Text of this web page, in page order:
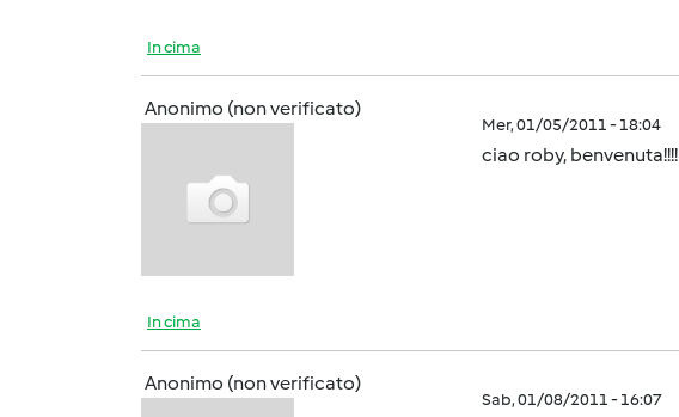
In cima
Anonimo (non verificato)
Mer, 01/05/2011 - 18:04
ciao roby, benvenuta!!!!
In cima
Anonimo (non verificato)
Sab, 01/08/2011 - 16:07